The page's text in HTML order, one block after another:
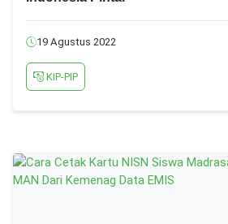
19 Agustus 2022
KIP-PIP